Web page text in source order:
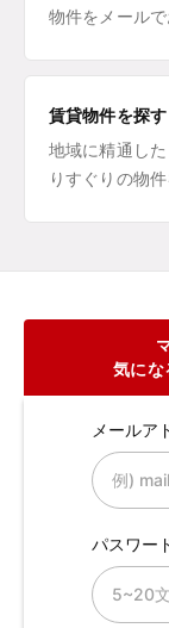
物件をメールで
賃貸物件を探す
地域に精通し
りすぐりの物
気にな
メールア
パスワー